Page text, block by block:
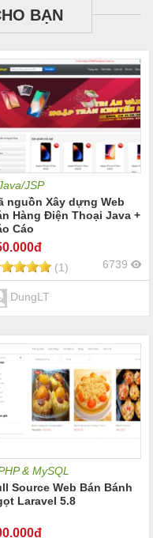
BẠN
JSP
nguồn Xây dựng Web
Hàng Điện Thoại Java +
Cáo
.000đ
(1) 6739
DungLT
& MySQL
Source Web Bán Bánh
Laravel 5.8
.000đ